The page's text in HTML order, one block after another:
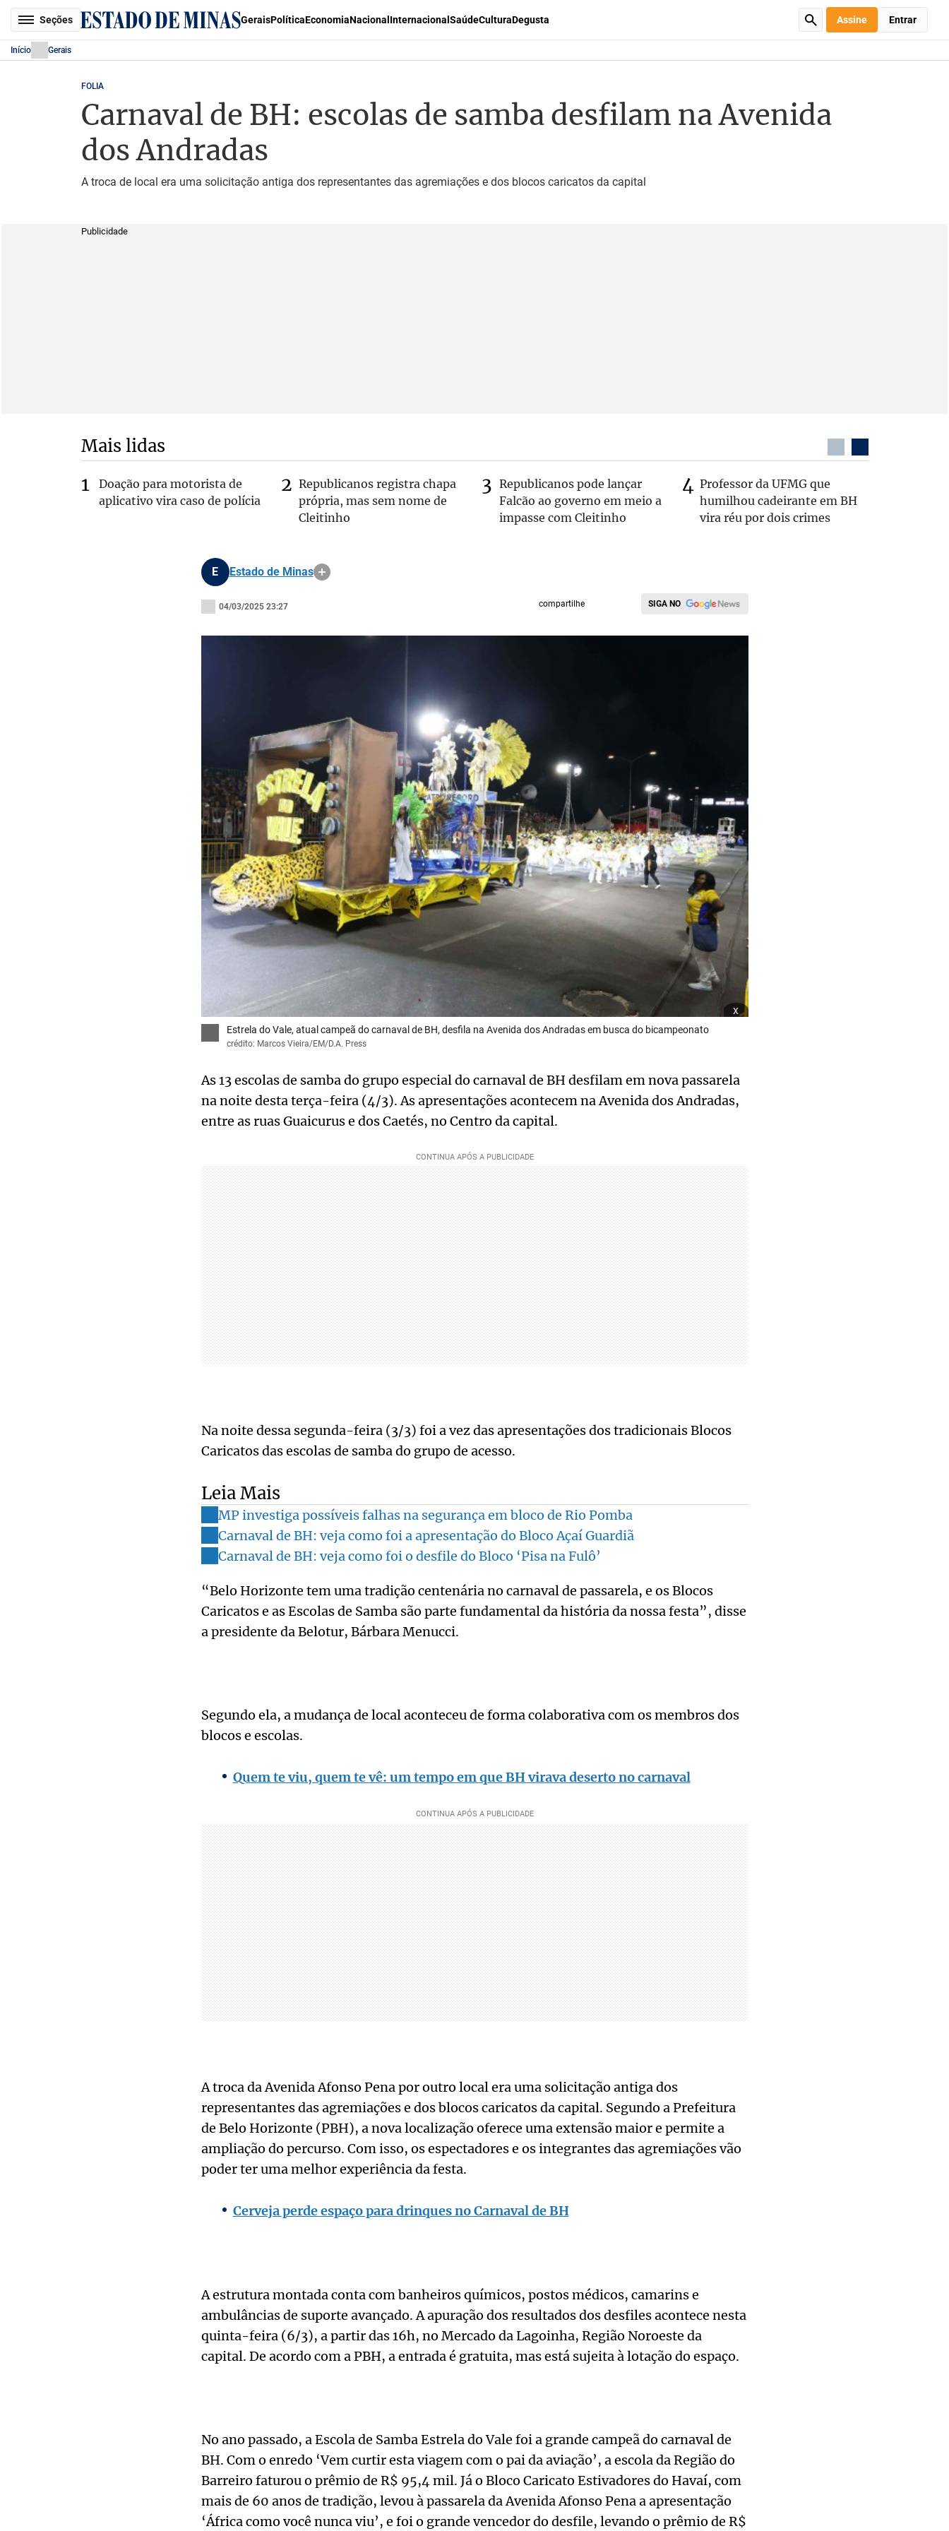
Seções GeraisPolíticaEconomiaNacional Internacional SaúdeCulturaDegusta Assine Entrar
Início Gerais
FOLIA
Carnaval de BH: escolas de samba desfilam na Avenida
dos Andradas
A troca de local era uma solicitação antiga dos representantes das agremiações e dos blocos caricatos da capital
Publicidade
Mais lidas
Doação para motorista de
aplicativo vira caso de polícia
Republicanos registra chapa
própria, mas sem nome de
Cleitinho
Republicanos pode lançar
Falcão ao governo em meio a
impasse com Cleitinho
Professor da UFMG que
humilhou cadeirante em BH
vira réu por dois crimes
E Estado de Minas
04/03/2025 23:27 compartilhe SIGA NO
x
Estrela do Vale, atual campeã do carnaval de BH, desfila na Avenida dos Andradas em busca do bicampeonato
crédito: Marcos Vieira/EM/D.A. Press
As 13 escolas de samba do grupo especial do carnaval de BH desfilam em nova passarela
na noite desta terça-feira (4/3). As apresentações acontecem na Avenida dos Andradas,
entre as ruas Guaicurus e dos Caetés, no Centro da capital.
Na noite dessa segunda-feira (3/3) foi a vez das apresentações dos tradicionais Blocos
Caricatos das escolas de samba do grupo de acesso.
Leia Mais
MP investiga possíveis falhas na segurança em bloco de Rio Pomba
Carnaval de BH: veja como foi a apresentação do Bloco Açaí Guardiã
Carnaval de BH: veja como foi o desfile do Bloco ‘Pisa na Fulô’
“Belo Horizonte tem uma tradição centenária no carnaval de passarela, e os Blocos
Caricatos e as Escolas de Samba são parte fundamental da história da nossa festa”, disse
a presidente da Belotur, Bárbara Menucci.
Segundo ela, a mudança de local aconteceu de forma colaborativa com os membros dos
blocos e escolas.
Quem te viu, quem te vê: um tempo em que BH virava deserto no carnaval
A troca da Avenida Afonso Pena por outro local era uma solicitação antiga dos
representantes das agremiações e dos blocos caricatos da capital. Segundo a Prefeitura
de Belo Horizonte (PBH), a nova localização oferece uma extensão maior e permite a
ampliação do percurso. Com isso, os espectadores e os integrantes das agremiações vão
poder ter uma melhor experiência da festa.
Cerveja perde espaço para drinques no Carnaval de BH
A estrutura montada conta com banheiros químicos, postos médicos, camarins e
ambulâncias de suporte avançado. A apuração dos resultados dos desfiles acontece nesta
quinta-feira (6/3), a partir das 16h, no Mercado da Lagoinha, Região Noroeste da
capital. De acordo com a PBH, a entrada é gratuita, mas está sujeita à lotação do espaço.
No ano passado, a Escola de Samba Estrela do Vale foi a grande campeã do carnaval de
BH. Com o enredo ‘Vem curtir esta viagem com o pai da aviação’, a escola da Região do
Barreiro faturou o prêmio de R$ 95,4 mil. Já o Bloco Caricato Estivadores do Havaí, com
mais de 60 anos de tradição, levou à passarela da Avenida Afonso Pena a apresentação
‘África como você nunca viu’, e foi o grande vencedor do desfile, levando o prêmio de R$